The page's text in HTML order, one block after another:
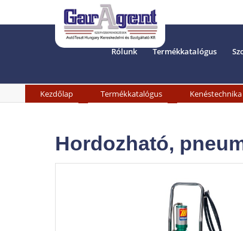
Rólunk Termékkatalógus
Kezdőlap Termékkatalógus Kenéstechnika
Hordozható,